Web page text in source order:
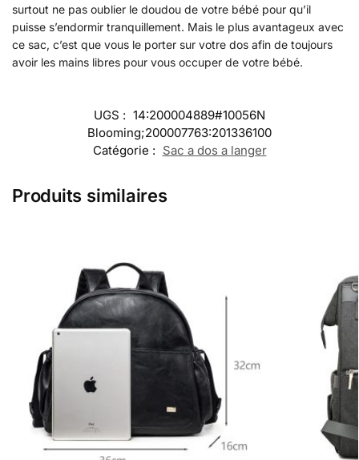
surtout ne pas oublier le doudou de votre bébé pour qu’il
puisse s’endormir tranquillement. Mais le plus avantageux avec
ce sac, c’est que vous le porter sur votre dos afin de toujours
avoir les mains libres pour vous occuper de votre bébé.
UGS : 14:200004889#10056N
Blooming;200007763:201336100
Catégorie : Sac a dos a langer
Produits similaires